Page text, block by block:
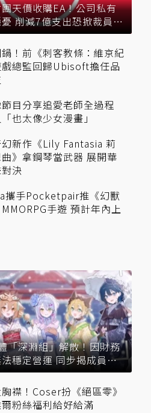
天價收購EA！公司私有
削減7億支出恐掀裁員風
！前《刺客教條：維京紀
戲總監回歸Ubisoft擔任品
目分享追愛老師全過程
也太像少女漫畫」
新作《Lily Fantasia 莉
》拿鋼琴當武器 展開華
決
攜手Pocketpair推《幻獸
手遊 預計年內上
「深淵組」解散！因財務
穩定營運 同步揭成員未
襟！Coser扮《絕區零》
粉絲福利給好給滿